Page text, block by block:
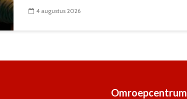
4 augustus 2026
Omroepcentrum